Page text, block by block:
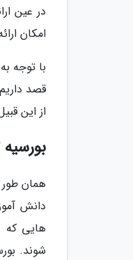
در عین
امکان
با توجه
قصد
از این
همان
دانش
شوند.